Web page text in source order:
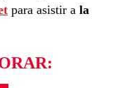
para asistir a la